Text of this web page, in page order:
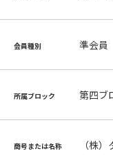
会員種別 準会員
所属ブロック 第四ブ
商号または名称 （株